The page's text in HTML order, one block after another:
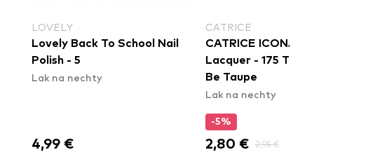
CATRICE
CATRICE ICONAILS Gel
Lacquer - 175 Too Good To
Be Taupe
2,80 €
RIMMEL LONDON
Rimmel London lak na
nechty - Kind & Free Nail
Polish - 156 Poppy Pop Red
Lak na nechty
-10%
5,27 € 5,85 €